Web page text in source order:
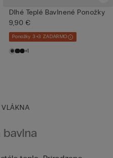
Dlhé Teplé Bavlnené Ponožky
9,90 €
Ponožky 3+3 ZADARMO
+1
VLÁKNA
bavlna